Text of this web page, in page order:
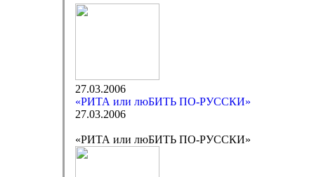
27.03.2006
«РИТА или люБИТЬ ПО-РУССКИ»
27.03.2006
«РИТА или люБИТЬ ПО-РУССКИ»